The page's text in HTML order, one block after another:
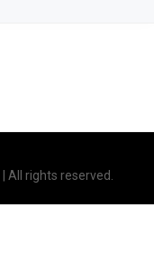
| All rights reserved.